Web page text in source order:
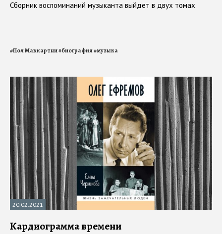
Сборник воспоминаний музыканта выйдет в двух томах
#Пол Маккартни#биография#музыка
20.02.2021
Кардиограмма времени